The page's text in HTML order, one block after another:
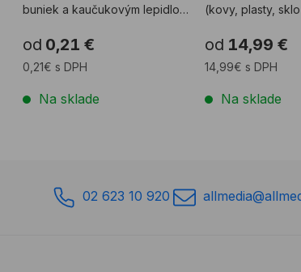
buniek a kaučukovým lepidlom.
od 0,21 €
0,21€ s DPH
Na sklade
(kovy, plasty,
od 14,99 €
14,99€ s DPH
Na sklade
02 623 10 920